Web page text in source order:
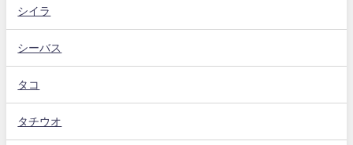
シイラ
シーバス
タコ
タチウオ